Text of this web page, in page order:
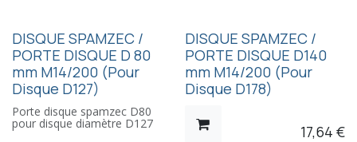
DISQUE SPAMZEC /
PORTE DISQUE D 80
mm M14/200 (Pour
Disque D127)
Porte disque spamzec D80
pour disque diamètre D127
DISQUE SPAMZEC /
PORTE DISQUE D140
mm M14/200 (Pour
Disque D178)
17,64 €